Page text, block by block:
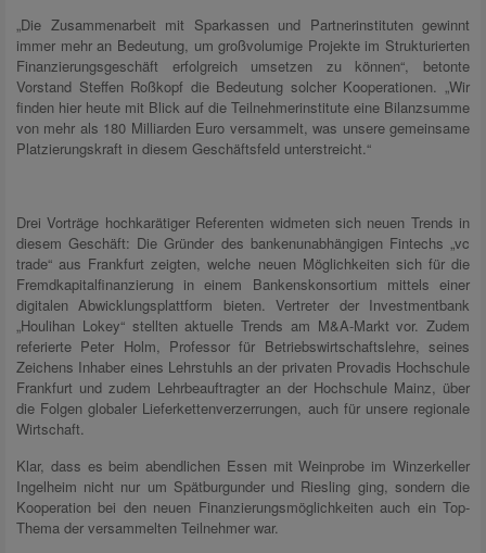
„Die Zusammenarbeit mit Sparkassen und Partnerinstituten gewinnt
immer mehr an Bedeutung, um großvolumige Projekte im Strukturierten
Finanzierungsgeschäft erfolgreich umsetzen zu können“, betonte
Vorstand Steffen Roßkopf die Bedeutung solcher Kooperationen. „Wir
finden hier heute mit Blick auf die Teilnehmerinstitute eine Bilanzsumme
von mehr als 180 Milliarden Euro versammelt, was unsere gemeinsame
Platzierungskraft in diesem Geschäftsfeld unterstreicht.“
Drei Vorträge hochkarätiger Referenten widmeten sich neuen Trends in
diesem Geschäft: Die Gründer des bankenunabhängigen Fintechs „vc
trade“ aus Frankfurt zeigten, welche neuen Möglichkeiten sich für die
Fremdkapitalfinanzierung in einem Bankenskonsortium mittels einer
digitalen Abwicklungsplattform bieten. Vertreter der Investmentbank
„Houlihan Lokey“ stellten aktuelle Trends am M&A-Markt vor. Zudem
referierte Peter Holm, Professor für Betriebswirtschaftslehre, seines
Zeichens Inhaber eines Lehrstuhls an der privaten Provadis Hochschule
Frankfurt und zudem Lehrbeauftragter an der Hochschule Mainz, über
die Folgen globaler Lieferkettenverzerrungen, auch für unsere regionale
Wirtschaft.
Klar, dass es beim abendlichen Essen mit Weinprobe im Winzerkeller
Ingelheim nicht nur um Spätburgunder und Riesling ging, sondern die
Kooperation bei den neuen Finanzierungsmöglichkeiten auch ein Top-
Thema der versammelten Teilnehmer war.